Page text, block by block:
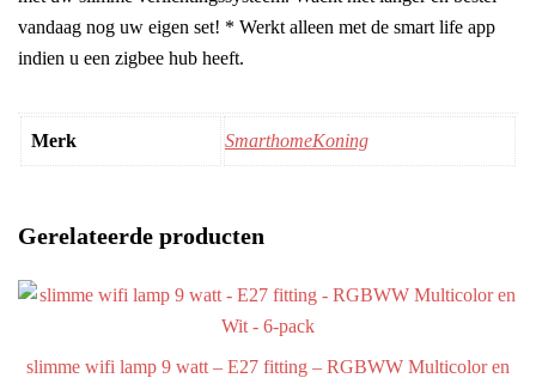
vandaag nog uw eigen set! * Werkt alleen met de smart life app
indien u een zigbee hub heeft.
Merk SmarthomeKoning
Gerelateerde producten
slimme wifi lamp 9 watt – E27 fitting – RGBWW Multicolor en